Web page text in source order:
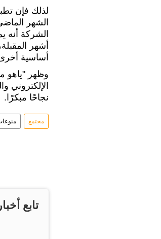
الشهر
الشركة
أشهر
أساسية
الإلكتروني
نجاحًا مبكرًا.
مجتمع
تابع